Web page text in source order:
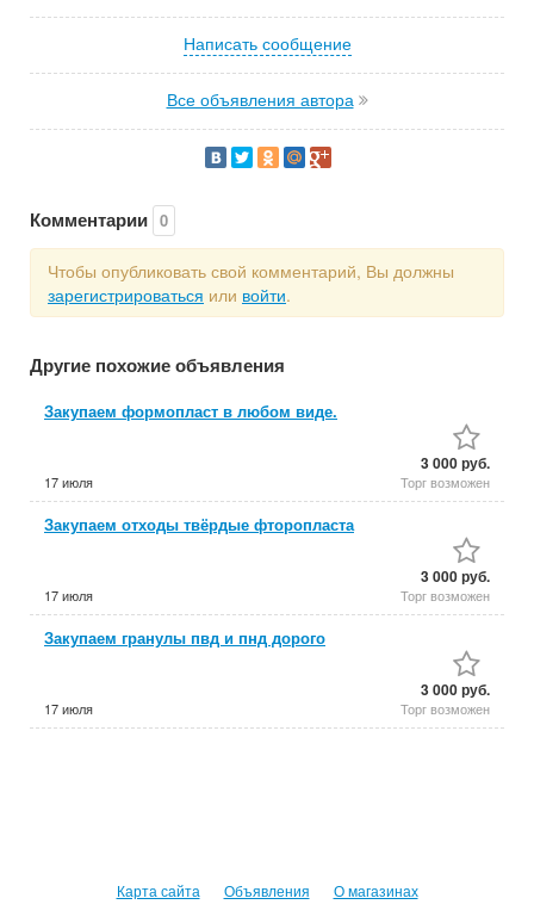
Написать сообщение
Все объявления автора
Комментарии 0
Чтобы опубликовать свой комментарий, Вы должны
зарегистрироваться или войти.
Другие похожие объявления
Закупаем формопласт в любом виде.
17 июля
3 000 руб.
Торг возможен
Закупаем отходы твёрдые фторопласта
17 июля
3 000 руб.
Торг возможен
Закупаем гранулы пвд и пнд дорого
17 июля
3 000 руб.
Торг возможен
Карта сайта Объявления О магазинах